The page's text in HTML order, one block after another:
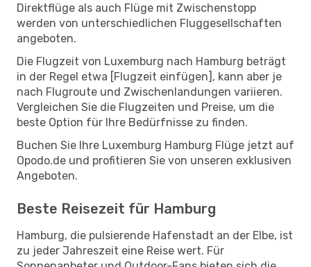
Direktflüge als auch Flüge mit Zwischenstopp
werden von unterschiedlichen Fluggesellschaften
angeboten.
Die Flugzeit von Luxemburg nach Hamburg beträgt
in der Regel etwa [Flugzeit einfügen], kann aber je
nach Flugroute und Zwischenlandungen variieren.
Vergleichen Sie die Flugzeiten und Preise, um die
beste Option für Ihre Bedürfnisse zu finden.
Buchen Sie Ihre Luxemburg Hamburg Flüge jetzt auf
Opodo.de und profitieren Sie von unseren exklusiven
Angeboten.
Beste Reisezeit für Hamburg
Hamburg, die pulsierende Hafenstadt an der Elbe, ist
zu jeder Jahreszeit eine Reise wert. Für